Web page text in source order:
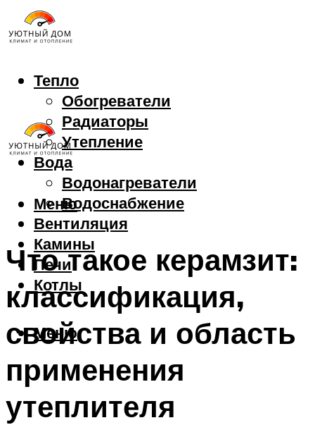
Тепло
Обогреватели
Радиаторы
Утепление
Вода
Водонагреватели
Водоснабжение
Вентиляция
Камины
Печи
Котлы
Меню
Меню
Что такое керамзит:
классификация,
свойства и область
применения
утеплителя